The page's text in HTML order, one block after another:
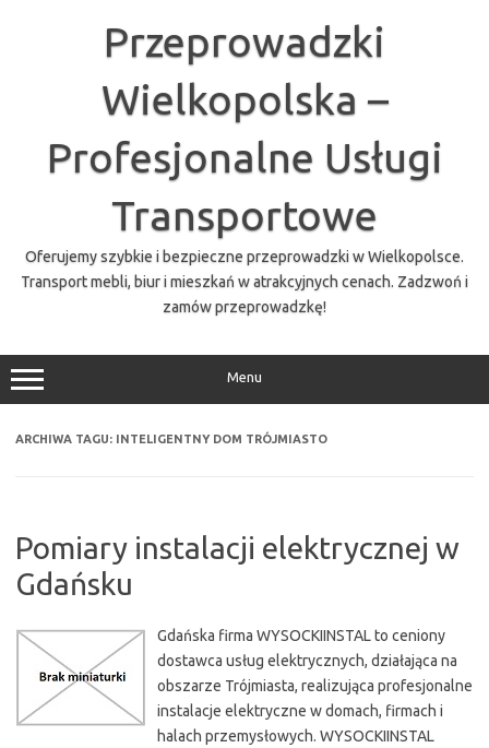
Przeprowadzki
Wielkopolska –
Profesjonalne Usługi
Transportowe
Oferujemy szybkie i bezpieczne przeprowadzki w Wielkopolsce.
Transport mebli, biur i mieszkań w atrakcyjnych cenach. Zadzwoń i
zamów przeprowadzkę!
Menu
ARCHIWA TAGU: INTELIGENTNY DOM TRÓJMIASTO
Pomiary instalacji elektrycznej w
Gdańsku
Gdańska firma WYSOCKIINSTAL to ceniony
dostawca usług elektrycznych, działająca na
obszarze Trójmiasta, realizująca profesjonalne
instalacje elektryczne w domach, firmach i
halach przemysłowych. WYSOCKIINSTAL